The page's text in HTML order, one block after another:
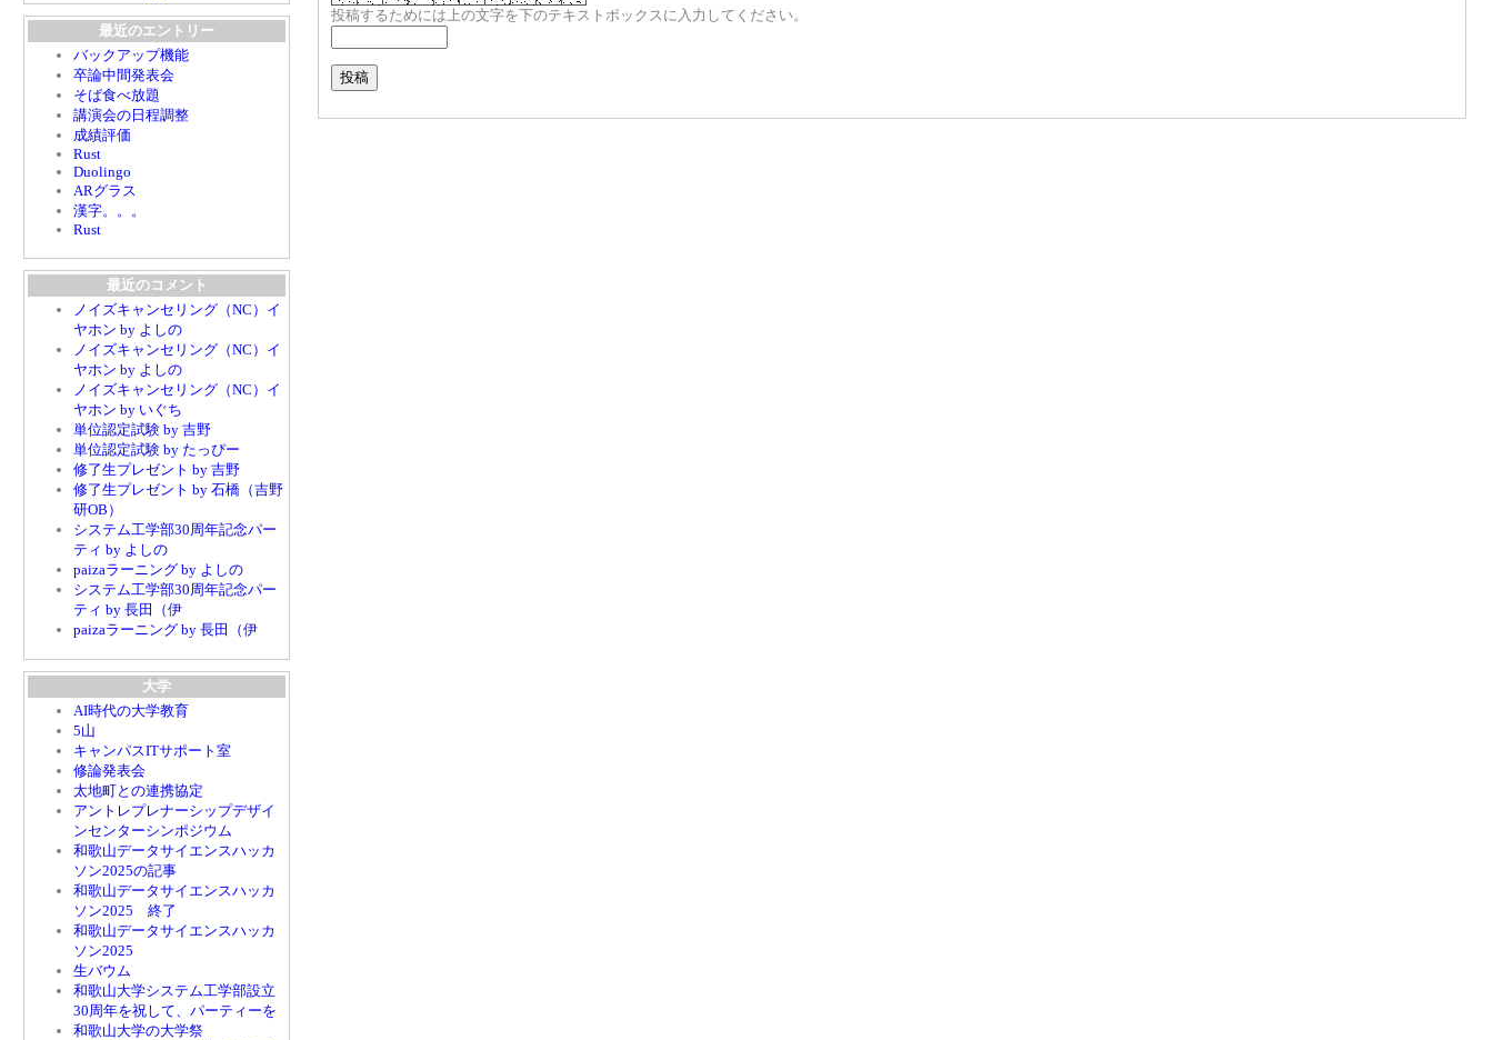
最近のエントリー
バックアップ機能
卒論中間発表会
そば食べ放題
講演会の日程調整
成績評価
Rust
Duolingo
ARグラス
漢字。。。
Rust
最近のコメント
ノイズキャンセリング（NC）イ
ヤホン by よしの
ノイズキャンセリング（NC）イ
ヤホン by よしの
ノイズキャンセリング（NC）イ
ヤホン by いぐち
単位認定試験 by 吉野
単位認定試験 by たっぴー
修了生プレゼント by 吉野
修了生プレゼント by 石橋（吉野
研OB）
システム工学部30周年記念パー
ティ by よしの
paizaラーニング by よしの
システム工学部30周年記念パー
ティ by 長田（伊
paizaラーニング by 長田（伊
大学
AI時代の大学教育
5山
キャンパスITサポート室
修論発表会
太地町との連携協定
アントレプレナーシップデザイ
ンセンターシンポジウム
和歌山データサイエンスハッカ
ソン2025の記事
和歌山データサイエンスハッカ
ソン2025 終了
和歌山データサイエンスハッカ
ソン2025
生バウム
和歌山大学システム工学部設立
30周年を祝して、パーティーを
和歌山大学の大学祭
投稿するためには上の文字を下のテキストボックスに入力してください。